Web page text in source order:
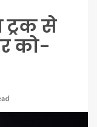
ट्रक से
को-